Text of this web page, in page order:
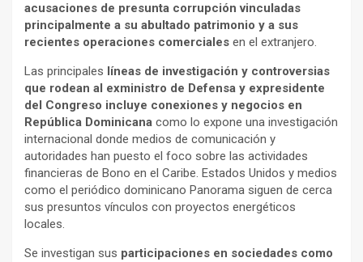
acusaciones de presunta corrupción vinculadas
principalmente a su abultado patrimonio y a sus
recientes operaciones comerciales en el extranjero.
Las principales líneas de investigación y controversias
que rodean al exministro de Defensa y expresidente
del Congreso incluye conexiones y negocios en
República Dominicana como lo expone una investigación
internacional donde medios de comunicación y
autoridades han puesto el foco sobre las actividades
financieras de Bono en el Caribe. Estados Unidos y medios
como el periódico dominicano Panorama siguen de cerca
sus presuntos vínculos con proyectos energéticos
locales.
Se investigan sus participaciones en sociedades como